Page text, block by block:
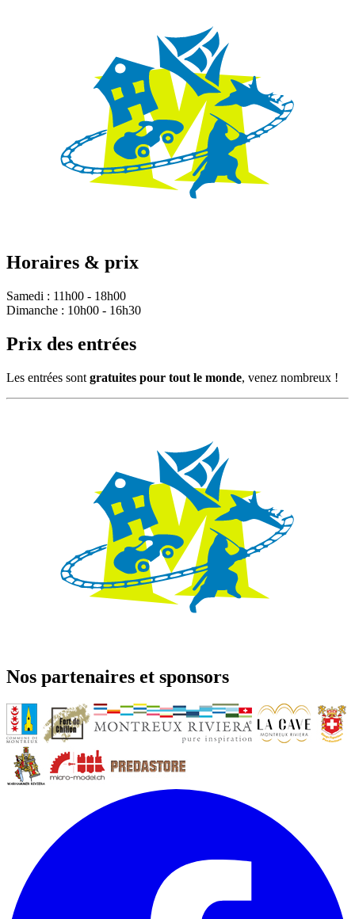
Horaires & prix
Samedi : 11h00 - 18h00
Dimanche : 10h00 - 16h30
Prix des entrées
Les entrées sont gratuites pour tout le monde, venez nombreux !
Nos partenaires et sponsors